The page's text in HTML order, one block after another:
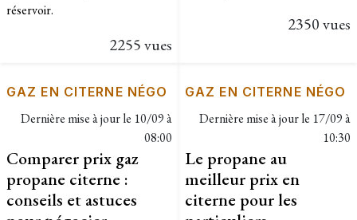
réservoir.
2255 vues
2350 vues
GAZ EN CITERNE NÉGO
Dernière mise à jour le 10/09 à
08:00
Comparer prix gaz
propane citerne :
conseils et astuces
GAZ EN CITERNE NÉGO
Dernière mise à jour le 17/09 à
10:30
Le propane au
meilleur prix en
citerne pour les